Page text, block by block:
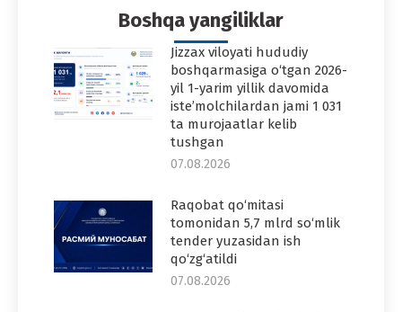
Boshqa yangiliklar
Jizzax viloyati hududiy
boshqarmasiga o‘tgan 2026-
yil 1-yarim yillik davomida
iste’molchilardan jami 1 031
ta murojaatlar kelib
tushgan
07.08.2026
Raqobat qo‘mitasi
tomonidan 5,7 mlrd so‘mlik
tender yuzasidan ish
qo‘zg‘atildi
07.08.2026